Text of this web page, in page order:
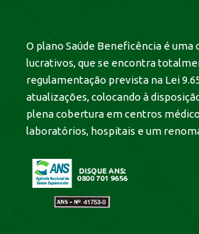
O plano Saúde Beneficência é
lucrativos, que se encontra
regulamentação prevista na Lei
atualizações, colocando à
plena cobertura em centros
laboratórios, hospitais e um